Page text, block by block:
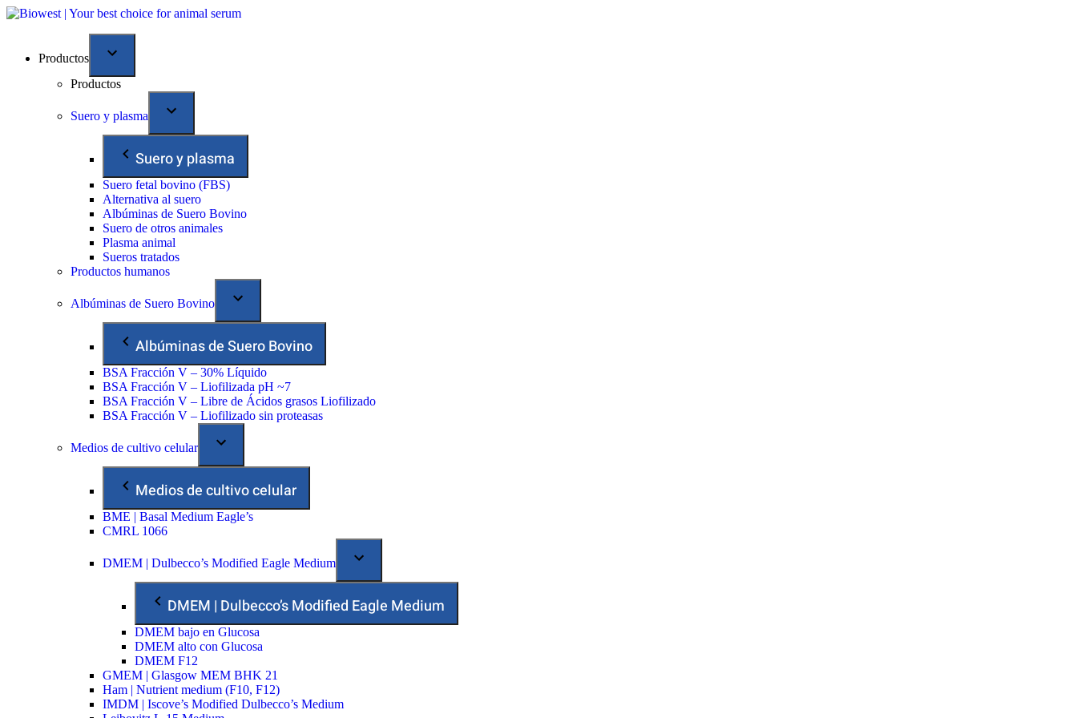
Productos
Productos
Suero y plasma
Suero y plasma
Suero fetal bovino (FBS)
Alternativa al suero
Albúminas de Suero Bovino
Suero de otros animales
Plasma animal
Sueros tratados
Productos humanos
Albúminas de Suero Bovino
Albúminas de Suero Bovino
BSA Fracción V – 30% Líquido
BSA Fracción V – Liofilizada pH ~7
BSA Fracción V – Libre de Ácidos grasos Liofilizado
BSA Fracción V – Liofilizado sin proteasas
Medios de cultivo celular
Medios de cultivo celular
BME | Basal Medium Eagle’s
CMRL 1066
DMEM | Dulbecco’s Modified Eagle Medium
DMEM | Dulbecco’s Modified Eagle Medium
DMEM bajo en Glucosa
DMEM alto con Glucosa
DMEM F12
GMEM | Glasgow MEM BHK 21
Ham | Nutrient medium (F10, F12)
IMDM | Iscove’s Modified Dulbecco’s Medium